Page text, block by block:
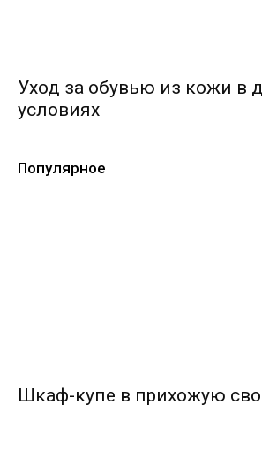
Уход за обувью из кожи в
условиях
Популярное
Шкаф-купе в прихожую